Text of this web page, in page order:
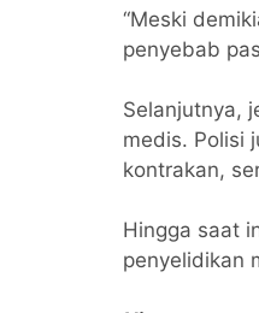
“Meski
penyebab
Selanjutnya,
medis. Polisi
kontrakan,
Hingga saat
penyelidikan